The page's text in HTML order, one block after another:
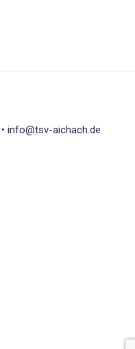
info@tsv-aichach.de